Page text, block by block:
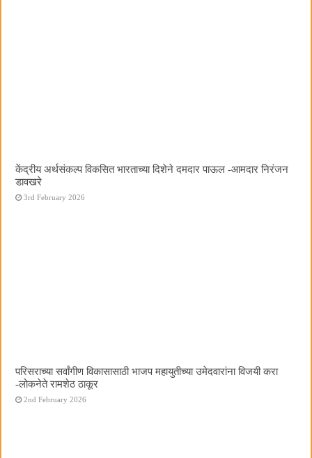
केंद्रीय अर्थसंकल्प विकसित भारताच्या दिशेने दमदार पाऊल -आमदार निरंजन
डावखरे
3rd February 2026
परिसराच्या सर्वांगीण विकासासाठी भाजप महायुतीच्या उमेदवारांना विजयी करा
-लोकनेते रामशेठ ठाकूर
2nd February 2026